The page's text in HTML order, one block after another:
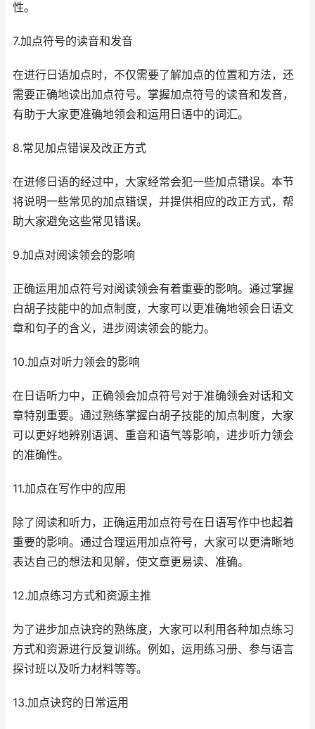
性。
7.加点符号的读音和发音
在进行日语加点时，不仅需要了解加点的位置和方法，还
需要正确地读出加点符号。掌握加点符号的读音和发音，
有助于大家更准确地领会和运用日语中的词汇。
8.常见加点错误及改正方式
在进修日语的经过中，大家经常会犯一些加点错误。本节
将说明一些常见的加点错误，并提供相应的改正方式，帮
助大家避免这些常见错误。
9.加点对阅读领会的影响
正确运用加点符号对阅读领会有着重要的影响。通过掌握
白胡子技能中的加点制度，大家可以更准确地领会日语文
章和句子的含义，进步阅读领会的能力。
10.加点对听力领会的影响
在日语听力中，正确领会加点符号对于准确领会对话和文
章特别重要。通过熟练掌握白胡子技能的加点制度，大家
可以更好地辨别语调、重音和语气等影响，进步听力领会
的准确性。
11.加点在写作中的应用
除了阅读和听力，正确运用加点符号在日语写作中也起着
重要的影响。通过合理运用加点符号，大家可以更清晰地
表达自己的想法和见解，使文章更易读、准确。
12.加点练习方式和资源主推
为了进步加点诀窍的熟练度，大家可以利用各种加点练习
方式和资源进行反复训练。例如，运用练习册、参与语言
探讨班以及听力材料等等。
13.加点诀窍的日常运用